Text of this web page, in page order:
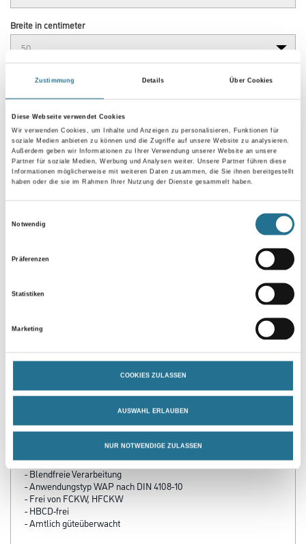
Zustimmung Details Über Cookies
Diese Webseite verwendet Cookies
Wir verwenden Cookies, um Inhalte und Anzeigen zu personalisieren, Funktionen für
soziale Medien anbieten zu können und die Zugriffe auf unsere Website zu analysieren.
Außerdem geben wir Informationen zu Ihrer Verwendung unserer Website an unsere
Partner für soziale Medien, Werbung und Analysen weiter. Unsere Partner führen diese
Informationen möglicherweise mit weiteren Daten zusammen, die Sie ihnen bereitgestellt
haben oder die sie im Rahmen Ihrer Nutzung der Dienste gesammelt haben.
Notwendig
Präferenzen
Statistiken
Marketing
COOKIES ZULASSEN
AUSWAHL ERLAUBEN
NUR NOTWENDIGE ZULASSEN
Breite in centimeter
Gebinde
Plattenstärke
Umrechnungsfaktoren
PRODUKTEIGENSCHAFTEN
- Fassadendämmplatte aus EPS
- Thermisch unempfindlich
- Blendfreie Verarbeitung
- Anwendungstyp WAP nach DIN 4108-10
- Frei von FCKW, HFCKW
- HBCD-frei
- Amtlich güteüberwacht